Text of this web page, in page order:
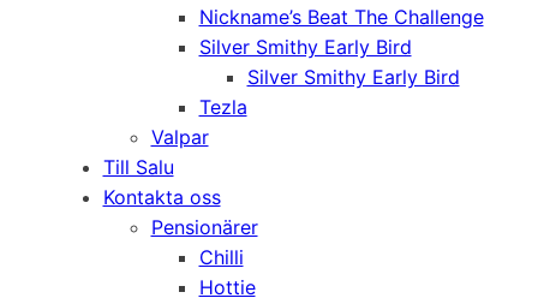
Nickname’s Beat The Challenge
Silver Smithy Early Bird
Silver Smithy Early Bird
Tezla
Valpar
Till Salu
Kontakta oss
Pensionärer
Chilli
Hottie